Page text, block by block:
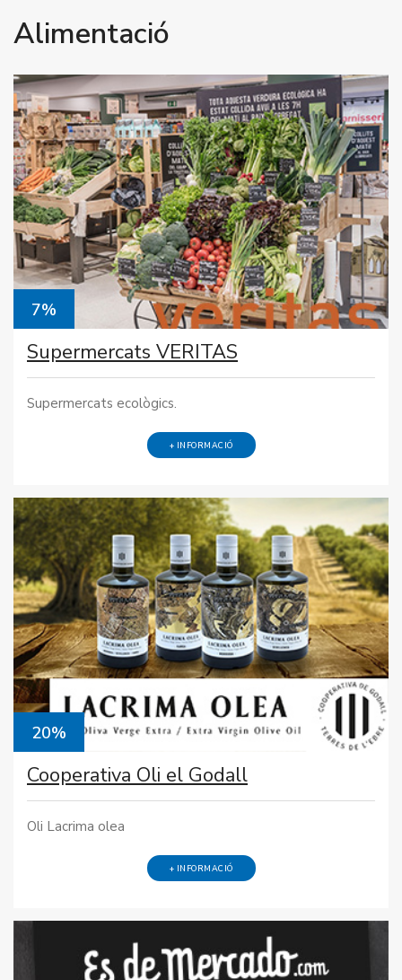
Alimentació
7%
Supermercats VERITAS
Supermercats ecològics.
+ INFORMACIÓ
20%
Cooperativa Oli el Godall
Oli Lacrima olea
+ INFORMACIÓ